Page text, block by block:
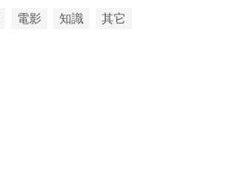
電影 知識 其它